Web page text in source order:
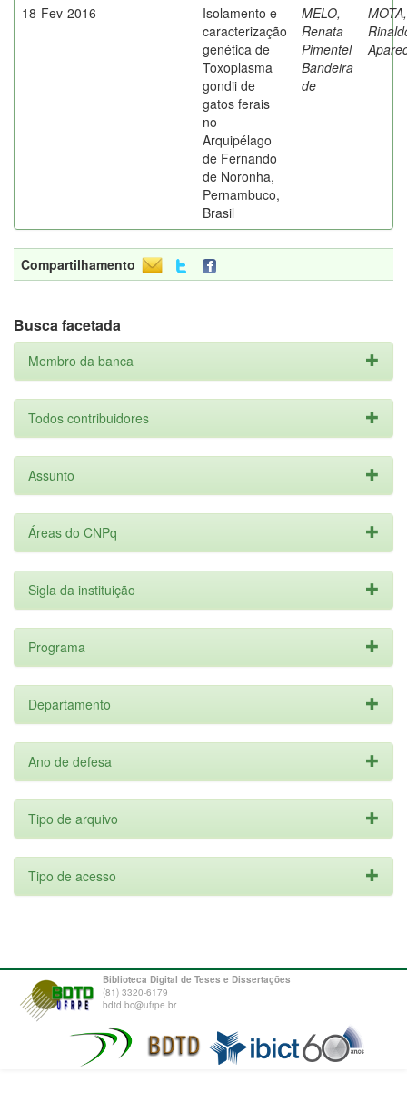
18-Fev-2016
Isolamento e
caracterização
genética de
Toxoplasma
gondii de
gatos ferais
no
Arquipélago
de Fernando
de Noronha,
Pernambuco,
Brasil
MELO,
Renata
Pimentel
Bandeira
de
MOTA,
Compartilhamento
Busca facetada
Membro da banca
Todos contribuidores
Assunto
Áreas do CNPq
Sigla da instituição
Programa
Departamento
Ano de defesa
Tipo de arquivo
Tipo de acesso
Biblioteca Digital de Teses e Dissertações
(81) 3320-6179
bdtd.bc@ufrpe.br